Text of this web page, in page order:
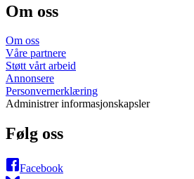
Om oss
Om oss
Våre partnere
Støtt vårt arbeid
Annonsere
Personvernerklæring
Administrer informasjonskapsler
Følg oss
Facebook